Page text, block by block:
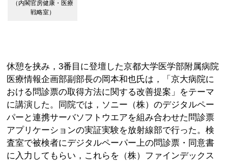
（内閣官房健康・医療
戦略室）
休憩を挟み，3番目に登壇した京都大学医学部附属病院
医療情報企画部副部長の岡本和也氏は，「京大病院に
おける問診票の取得方法に関する改善提案」をテーマ
に講演した。同院では，ソニー（株）のデジタルペー
パーと連携サーバソフトウエアを組み合わせた問診票
アプリケーションの実証実験を放射線部で行った。検
査室で被検者にデジタルペーパー上の問診票・同意書
に入力してもらい，これらを（株）ファインデックス